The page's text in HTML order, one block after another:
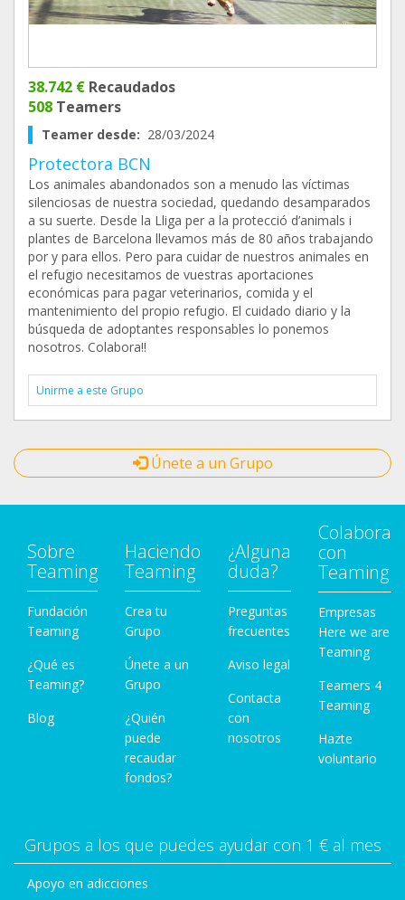
38.742 € Recaudados
508 Teamers
Teamer desde: 28/03/2024
Protectora BCN
Los animales abandonados son a menudo las víctimas
silenciosas de nuestra sociedad, quedando desamparados
a su suerte. Desde la Lliga per a la protecció d’animals i
plantes de Barcelona llevamos más de 80 años trabajando
por y para ellos. Pero para cuidar de nuestros animales en
el refugio necesitamos de vuestras aportaciones
económicas para pagar veterinarios, comida y el
mantenimiento del propio refugio. El cuidado diario y la
búsqueda de adoptantes responsables lo ponemos
nosotros. Colabora!!
Unirme a este Grupo
Únete a un Grupo
Sobre
Teaming
Fundación
Teaming
¿Qué es
Teaming?
Blog
Haciendo
Teaming
Crea tu
Grupo
Únete a un
Grupo
¿Quién
puede
recaudar
fondos?
¿Alguna
duda?
Preguntas
frecuentes
Aviso legal
Contacta
con
nosotros
Colabora
con
Teaming
Empresas
Here we are
Teaming
Teamers 4
Teaming
Hazte
voluntario
Grupos a los que puedes ayudar con 1 € al mes
Apoyo en adicciones